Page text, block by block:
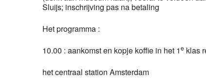
Sluijs; inschrijving pas na betaling
Het programma :
10.00 : aankomst en kopje koffie in het 1e klas
het centraal station Amsterdam